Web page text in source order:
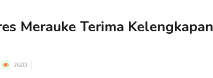
Merauke Terima Kelengkapan
2603